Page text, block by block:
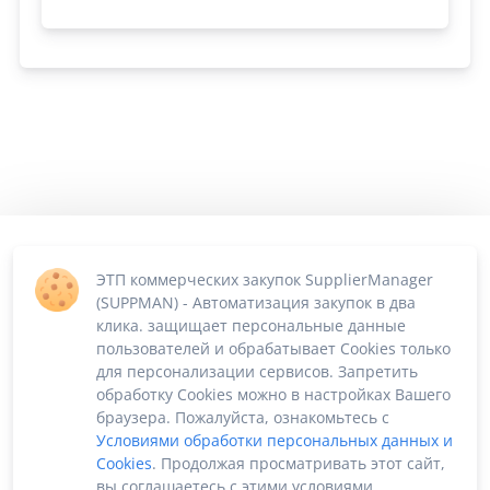
ЭТП коммерческих закупок SupplierManager
(SUPPMAN) - Автоматизация закупок в два
клика. защищает персональные данные
пользователей и обрабатывает Cookies только
для персонализации сервисов. Запретить
обработку Cookies можно в настройках Вашего
браузера. Пожалуйста, ознакомьтесь с
Условиями обработки персональных данных и
Cookies. Продолжая просматривать этот сайт,